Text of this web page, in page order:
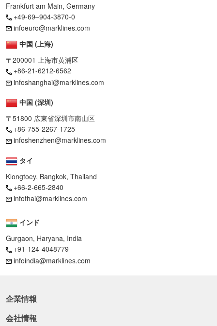
Frankfurt am Main, Germany
+49-69–904-3870-0
infoeuro@marklines.com
中国 (上海)
〒200001 上海市黄浦区
+86-21-6212-6562
infoshanghai@marklines.com
中国 (深圳)
〒51800 広東省深圳市南山区
+86-755-2267-1725
infoshenzhen@marklines.com
タイ
Klongtoey, Bangkok, Thailand
+66-2-665-2840
infothai@marklines.com
インド
Gurgaon, Haryana, India
+91-124-4048779
infoindia@marklines.com
企業情報
会社情報